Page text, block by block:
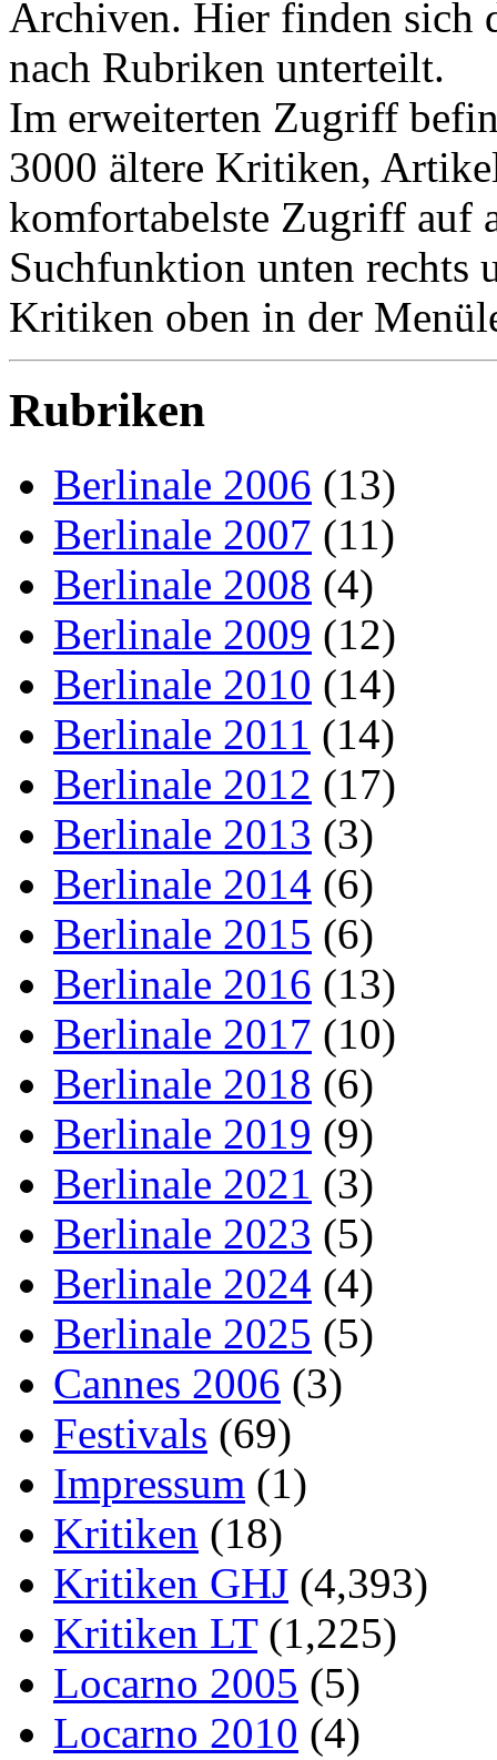
Archiven. Hier finden sich
nach Rubriken unterteilt.
Im erweiterten Zugriff
3000 ältere Kritiken,
komfortabelste Zugriff auf
Suchfunktion unten rechts
Kritiken oben in der
Rubriken
Berlinale 2006 (13)
Berlinale 2007 (11)
Berlinale 2008 (4)
Berlinale 2009 (12)
Berlinale 2010 (14)
Berlinale 2011 (14)
Berlinale 2012 (17)
Berlinale 2013 (3)
Berlinale 2014 (6)
Berlinale 2015 (6)
Berlinale 2016 (13)
Berlinale 2017 (10)
Berlinale 2018 (6)
Berlinale 2019 (9)
Berlinale 2021 (3)
Berlinale 2023 (5)
Berlinale 2024 (4)
Berlinale 2025 (5)
Cannes 2006 (3)
Festivals (69)
Impressum (1)
Kritiken (18)
Kritiken GHJ (4,393)
Kritiken LT(1,225)
Locarno 2005 (5)
Locarno 2010 (4)